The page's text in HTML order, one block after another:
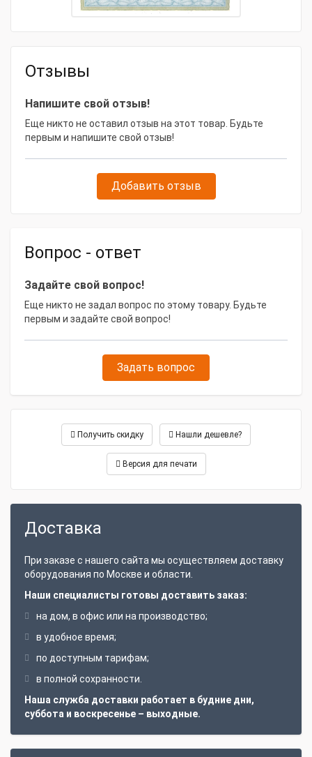
Отзывы
Напишите свой отзыв!
Еще никто не оставил отзыв на этот товар. Будьте
первым и напишите свой отзыв!
Добавить отзыв
Вопрос - ответ
Задайте свой вопрос!
Еще никто не задал вопрос по этому товару. Будьте
первым и задайте свой вопрос!
Задать вопрос
Получить скидку Нашли дешевле?
Версия для печати
Доставка
При заказе с нашего сайта мы осуществляем доставку
оборудования по Москве и области.
Наши специалисты готовы доставить заказ:
на дом, в офис или на производство;
в удобное время;
по доступным тарифам;
в полной сохранности.
Наша служба доставки работает в будние дни,
суббота и воскресенье – выходные.